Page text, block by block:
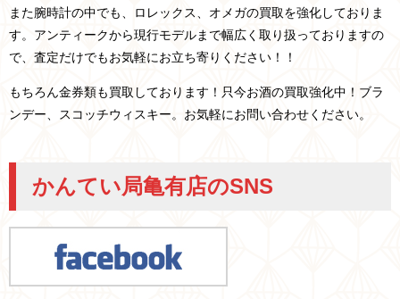
また腕時計の中でも、ロレックス、オメガの買取を強化しておりま
す。アンティークから現行モデルまで幅広く取り扱っておりますの
で、査定だけでもお気軽にお立ち寄りください！！
もちろん金券類も買取しております！只今お酒の買取強化中！ブラ
ンデー、スコッチウィスキー。お気軽にお問い合わせください。
かんてい局亀有店のSNS